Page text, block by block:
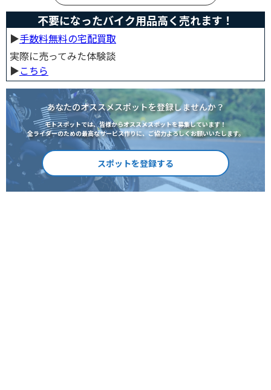
不要になったバイク用品高く売れます！
▶︎手数料無料の宅配買取
実際に売ってみた体験談
▶︎こちら
あなたのオススメスポットを登録しませんか？
モトスポットでは、皆様からオススメスポットを募集しています！
全ライダーのための最高なサービス作りに、ご協力よろしくお願いいたします。
スポットを登録する